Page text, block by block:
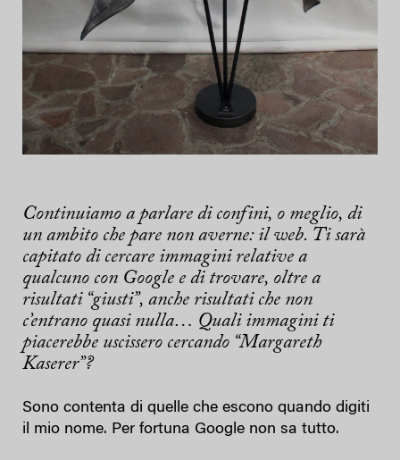
Continuiamo a parlare di confini, o meglio, di
un ambito che pare non averne: il web. Ti sarà
capitato di cercare immagini relative a
qualcuno con Google e di trovare, oltre a
risultati “giusti”, anche risultati che non
c’entrano quasi nulla… Quali immagini ti
piacerebbe uscissero cercando “Margareth
Kaserer”?
Sono contenta di quelle che escono quando digiti
il mio nome. Per fortuna Google non sa tutto.